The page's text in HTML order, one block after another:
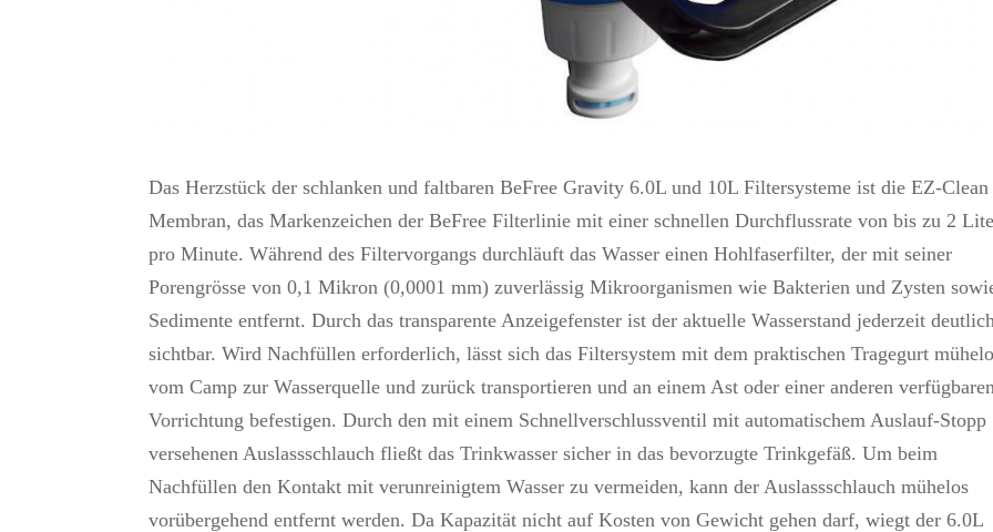
Das Herzstück der schlanken und faltbaren BeFree Gravity 6.0L und 10L Filtersysteme ist die EZ-Clean
Membran, das Markenzeichen der BeFree Filterlinie mit einer schnellen Durchflussrate von bis zu 2
pro Minute. Während des Filtervorgangs durchläuft das Wasser einen Hohlfaserfilter, der mit seiner
Porengrösse von 0,1 Mikron (0,0001 mm) zuverlässig Mikroorganismen wie Bakterien und Zysten
Sedimente entfernt. Durch das transparente Anzeigefenster ist der aktuelle Wasserstand jederzeit deutlich
sichtbar. Wird Nachfüllen erforderlich, lässt sich das Filtersystem mit dem praktischen Tragegurt
vom Camp zur Wasserquelle und zurück transportieren und an einem Ast oder einer anderen verfügbaren
Vorrichtung befestigen. Durch den mit einem Schnellverschlussventil mit automatischem Auslauf-Stopp
versehenen Auslassschlauch fließt das Trinkwasser sicher in das bevorzugte Trinkgefäß. Um beim
Nachfüllen den Kontakt mit verunreinigtem Wasser zu vermeiden, kann der Auslassschlauch mühelos
vorübergehend entfernt werden. Da Kapazität nicht auf Kosten von Gewicht gehen darf, wiegt der 6.0L